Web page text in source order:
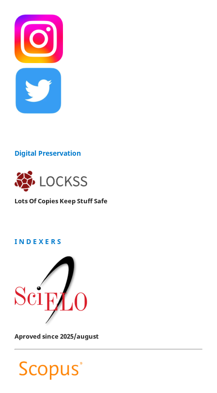
Digital Preservation
Lots Of Copies Keep Stuff Safe
I N D E X E R S
Aproved since 2025/august